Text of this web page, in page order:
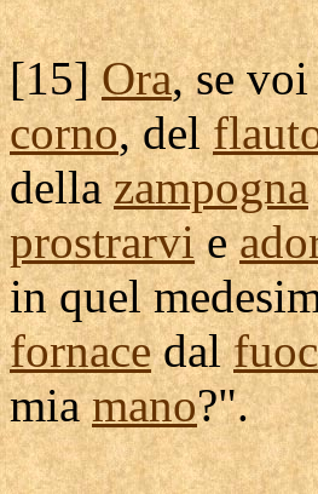
[15]Ora, se
corno, del
dellazampogna
prostrarvie
in quel
fornacedal
miamano?".